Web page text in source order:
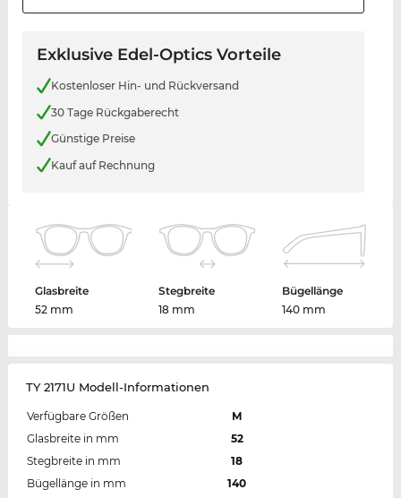
Exklusive Edel-Optics Vorteile
Kostenloser Hin- und Rückversand
30 Tage Rückgaberecht
Günstige Preise
Kauf auf Rechnung
Glasbreite
52 mm
Stegbreite
18 mm
Bügellänge
140 mm
TY 2171U Modell-Informationen
Verfügbare Größen
M
Glasbreite in mm
52
Stegbreite in mm
18
Bügellänge in mm
140